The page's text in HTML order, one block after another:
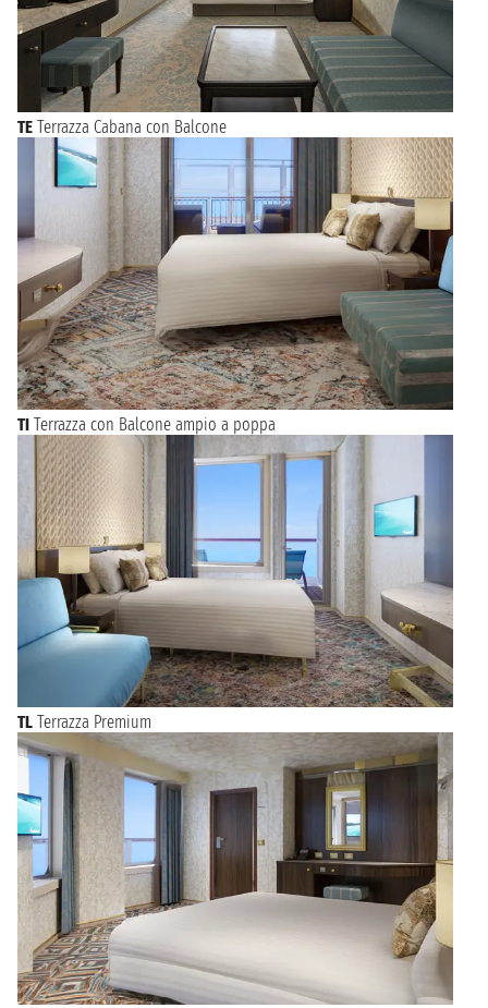
TE Terrazza Cabana con Balcone
TI Terrazza con Balcone ampio a poppa
TL Terrazza Premium